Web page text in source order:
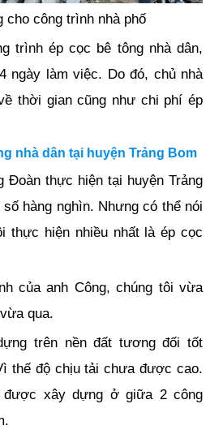
cho công trình nhà phố
trình ép cọc bê tông nhà dân,
ngày làm việc. Do đó, chủ nhà
thời gian cũng như chi phí ép
nhà dân tại huyện Trảng Bom
Đoàn thực hiện tại huyện Trảng
hàng nghìn. Nhưng có thể nói
thực hiện nhiều nhất là ép cọc
của anh Công, chúng tôi vừa
qua.
trên nền đất tương đối tốt
thế độ chịu tải chưa được cao.
được xây dựng ở giữa 2 công